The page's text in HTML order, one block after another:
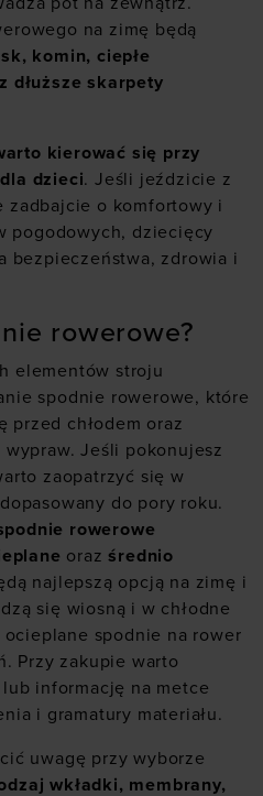
na zimę będą
komin, ciepłe
dłuższe skarpety
kierować się przy
dzieci. Jeśli jeździcie z
zadbajcie o komfortowy i
pogodowych, dziecięcy
bezpieczeństwa, zdrowia i
rowerowe?
elementów stroju
spodnie rowerowe, które
przed chłodem oraz
Jeśli pokonujesz
zaopatrzyć się w
do pory roku.
rowerowe
orazśrednio
najlepszą opcją na zimę i
się wiosną i w chłodne
spodnie na rower
Przy zakupie warto
informację na metce
i gramatury materiału.
uwagę przy wyborze
wkładki, membrany,